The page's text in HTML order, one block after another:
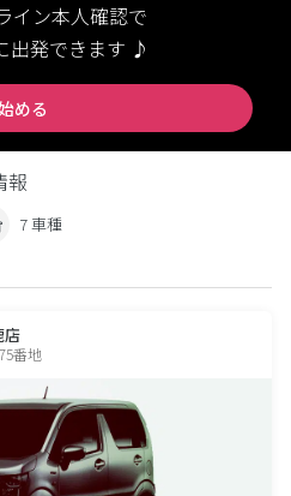
イン本人確認で
出発できます ♪
める
報
7 車種
店
番地